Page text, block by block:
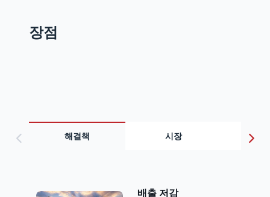
장점
해결책 시장 지
배출 저감